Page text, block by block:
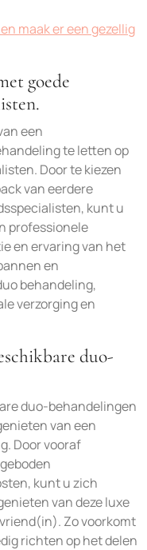
maak er een gezellig
goede
een
te letten op
Door te kiezen
van eerdere
kunt u
professionele
en ervaring van het
en
behandeling,
verzorging en
duo-
duo-behandelingen
van een
Door vooraf
kunt u zich
van deze luxe
Zo voorkomt
richten op het delen